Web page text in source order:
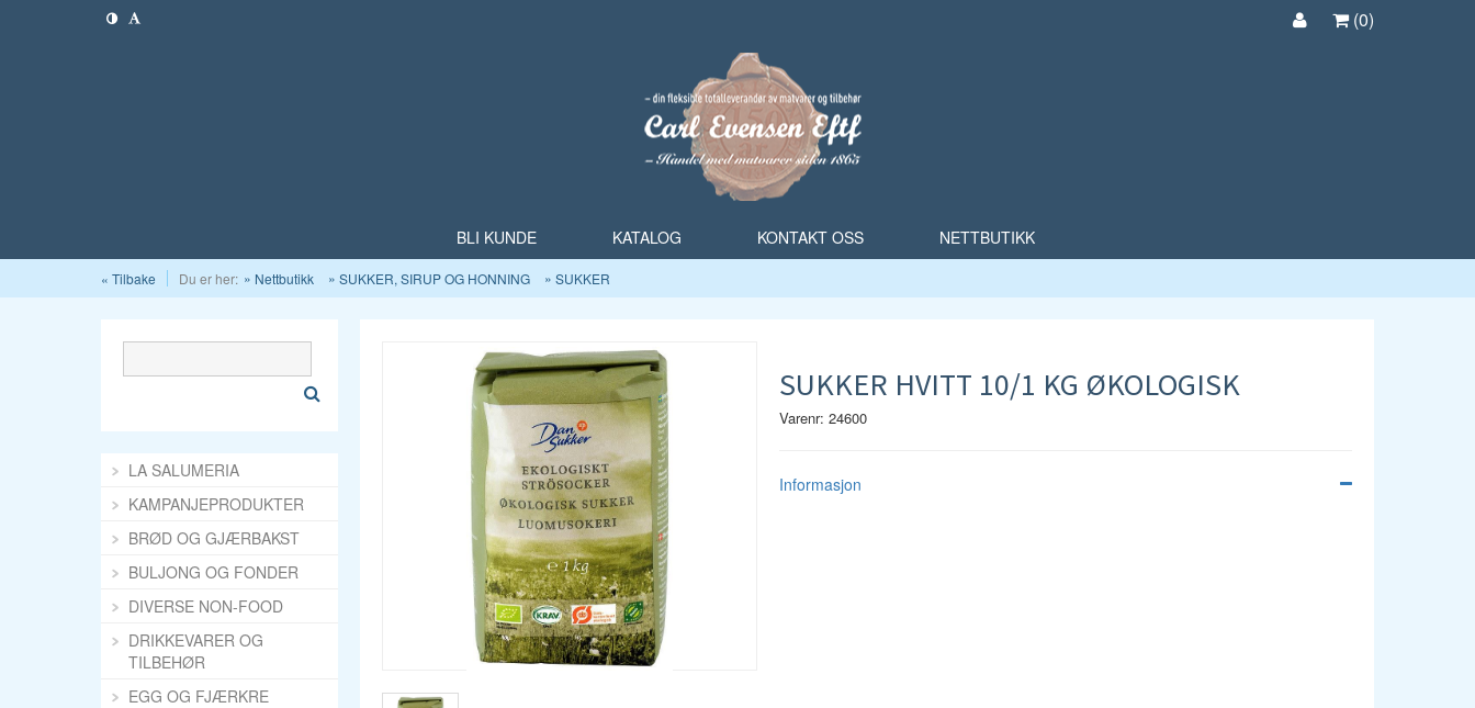
(0)
BLI KUNDE KATALOG KONTAKT OSS NETTBUTIKK
« Tilbake Du er her: Nettbutikk SUKKER, SIRUP OG HONNING SUKKER
SUKKER HVITT 10/1 KG ØKOLOGISK
Varenr: 24600
Informasjon
LA SALUMERIA
KAMPANJEPRODUKTER
BRØD OG GJÆRBAKST
BULJONG OG FONDER
DIVERSE NON-FOOD
DRIKKEVARER OG
TILBEHØR
EGG OG FJÆRKRE